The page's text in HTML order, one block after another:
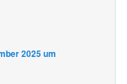
2025 um